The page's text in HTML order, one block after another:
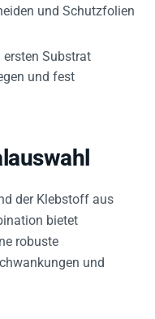
und Schutzfolien
ersten Substrat
und fest
der Klebstoff aus
bietet
robuste
und